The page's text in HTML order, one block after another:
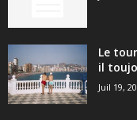
Le
il
Juil 19,